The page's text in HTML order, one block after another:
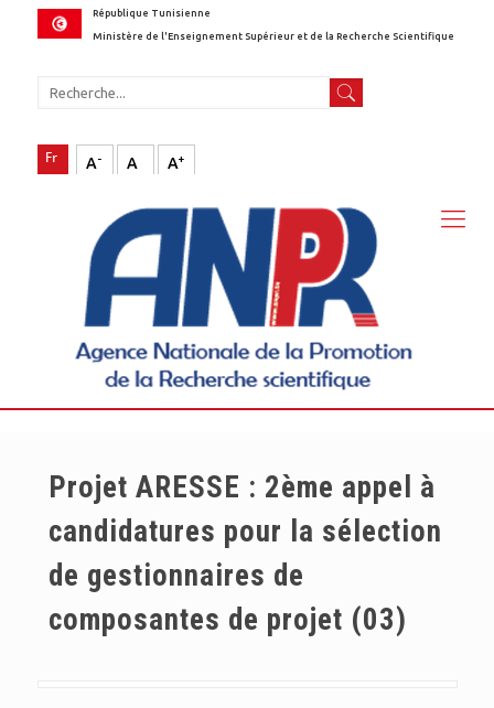
République Tunisienne
Ministère de l'Enseignement Supérieur et de la Recherche Scientifique
A- A A+
Projet ARESSE : 2ème appel à
candidatures pour la sélection
de gestionnaires de
composantes de projet (03)